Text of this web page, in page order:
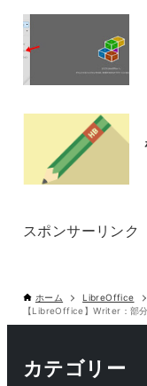
スポンサーリンク
ホーム
LibreOffice
【LibreOffice】Writer：部
カテゴリー